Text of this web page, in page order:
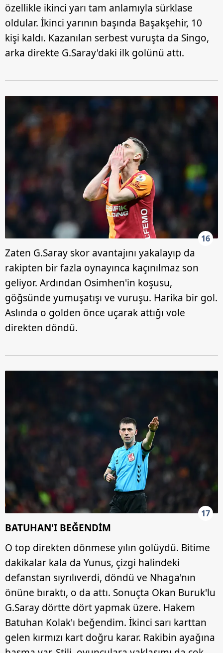
özellikle ikinci yarı tam anlamıyla sürklase
oldular. İkinci yarının başında Başakşehir, 10
kişi kaldı. Kazanılan serbest vuruşta da Singo,
arka direkte G.Saray'daki ilk golünü attı.
16
Zaten G.Saray skor avantajını yakalayıp da
rakipten bir fazla oynayınca kaçınılmaz son
geliyor. Ardından Osimhen'in koşusu,
göğsünde yumuşatışı ve vuruşu. Harika bir gol.
Aslında o golden önce uçarak attığı vole
direkten döndü.
17
BATUHAN'I BEĞENDİM
O top direkten dönmese yılın golüydü. Bitime
dakikalar kala da Yunus, çizgi halindeki
defanstan sıyrılıverdi, döndü ve Nhaga'nın
önüne bıraktı, o da attı. Sonuçta Okan Buruk'lu
G.Saray dörtte dört yapmak üzere. Hakem
Batuhan Kolak'ı beğendim. İkinci sarı karttan
gelen kırmızı kart doğru karar. Rakibin ayağına